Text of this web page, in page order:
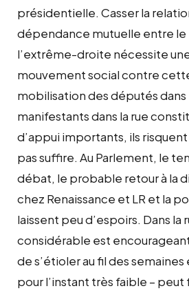
présidentielle. Casser la
dépendance mutuelle entre
l’extrême-droite nécessite
mouvement social contre
mobilisation des députés
manifestants dans la rue
d’appui importants, ils
pas suffire. Au Parlement, le
débat, le probable retour à la
chez Renaissance et LR et la
laissent peu d’espoirs. Dans la
considérable est
de s’étioler au fil des semaines
pour l’instant très faible – peut